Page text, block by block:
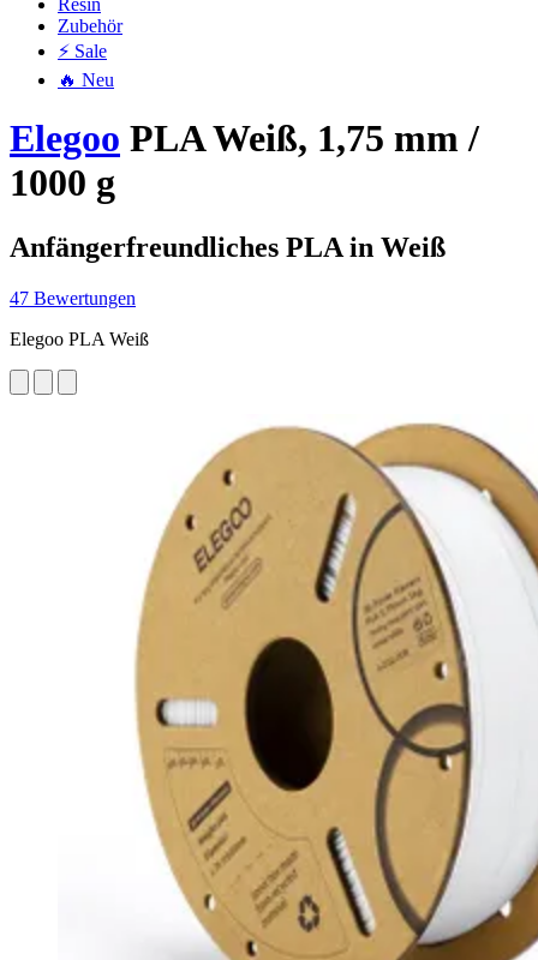
Resin
Zubehör
⚡ Sale
🔥 Neu
Elegoo PLA Weiß, 1,75 mm /
1000 g
Anfängerfreundliches PLA in Weiß
47 Bewertungen
Elegoo PLA Weiß